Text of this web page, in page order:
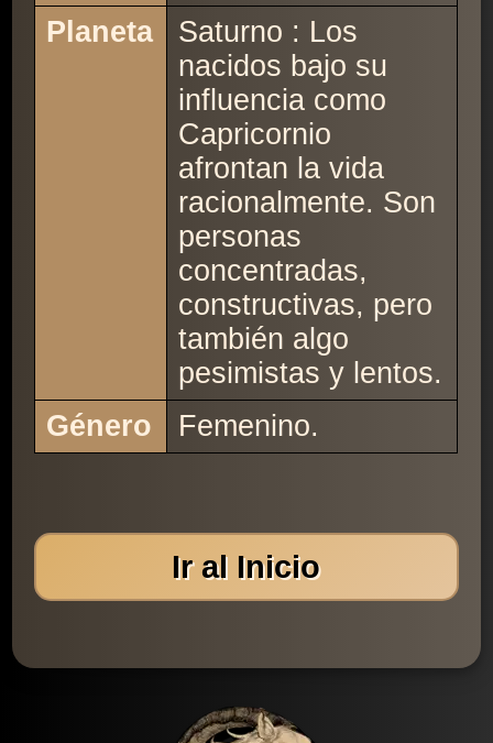
Planeta
Saturno : Los
nacidos bajo su
influencia como
Capricornio
afrontan la vida
racionalmente. Son
personas
concentradas,
constructivas, pero
también algo
pesimistas y lentos.
Género
Femenino.
Ir al Inicio